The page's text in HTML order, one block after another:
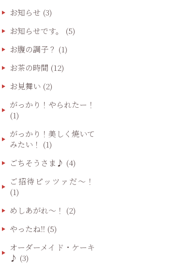
お知らせ (3)
お知らせです。
(5)
お腹の調子？ (1)
お茶の時間 (12)
お見舞い (2)
がっかり！やられたー！
(1)
がっかり！美しく焼いて
みたい！ (1)
ごちそうさま♪ (4)
ご招待ピッツァだ〜！
(1)
めしあがれ～！ (2)
やったね‼️ (5)
オーダーメイド・ケーキ
♪ (3)